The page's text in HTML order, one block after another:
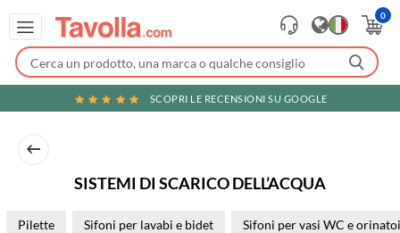
0
SCOPRI LE RECENSIONI SU GOOGLE
SISTEMI DI SCARICO DELL’ACQUA
Pilette Sifoni per lavabi e bidet Sifoni per vasi WC e orinatoi